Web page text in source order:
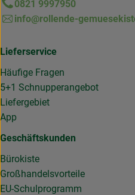
0821 9997950
info@rollende-
Lieferservice
Häufige Fragen
5+1 Schnupperangebot
Liefergebiet
App
Geschäftskunden
Bürokiste
Großhandelsvorteile
EU-Schulprogramm